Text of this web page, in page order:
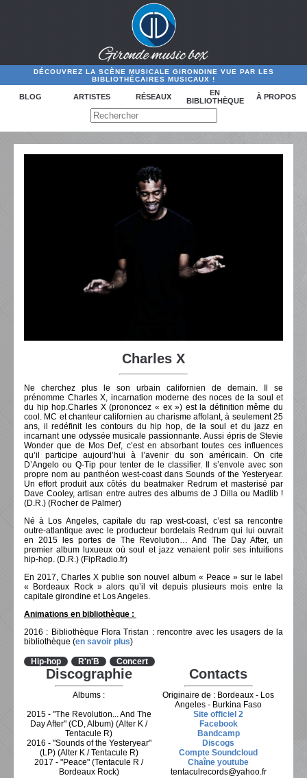
DÉCOUVREZ LA SCÈNE MUSICALE GIRONDINE VUE PAR LES
BIBLIOTHÉCAIRES MUSICAUX !
BLOG ARTISTES RÉSEAUX
EN
BIBLIOTHÈQUE
À PROPOS
Charles X
Ne cherchez plus le son urbain californien de demain. Il se
prénomme Charles X, incarnation moderne des noces de la soul et
du hip hop.Charles X (prononcez « ex ») est la définition même du
cool. MC et chanteur californien au charisme affolant, à seulement 25
ans, il redéfinit les contours du hip hop, de la soul et du jazz en
incarnant une odyssée musicale passionnante. Aussi épris de Stevie
Wonder que de Mos Def, c’est en absorbant toutes ces influences
qu’il participe aujourd’hui à l’avenir du son américain. On cite
D’Angelo ou Q-Tip pour tenter de le classifier. Il s’envole avec son
propre nom au panthéon west-coast dans Sounds of the Yesteryear.
Un effort produit aux côtés du beatmaker Redrum et masterisé par
Dave Cooley, artisan entre autres des albums de J Dilla ou Madlib !
(D.R.) (Rocher de Palmer)
Né à Los Angeles, capitale du rap west-coast, c’est sa rencontre
outre-atlantique avec le producteur bordelais Redrum qui lui ouvrait
en 2015 les portes de The Revolution… And The Day After, un
premier album luxueux où soul et jazz venaient polir ses intuitions
hip-hop. (D.R.) (FipRadio.fr)
En 2017, Charles X publie son nouvel album « Peace » sur le label
« Bordeaux Rock » alors qu’il vit depuis plusieurs mois entre la
capitale girondine et Los Angeles.
Animations en bibliothèque :
2016 : Bibliothèque Flora Tristan : rencontre avec les usagers de la
bibliothèque (en savoir plus)
Hip-hop R'n'B Concert
Discographie
Albums :
2015 - "The Revolution... And The
Day After" ‎(CD, Album) (Alter K /
Tentacule R)
2016 - "Sounds of the Yesteryear"
‎(LP) (Alter K / Tentacule R)
2017 - "Peace" (Tentacule R /
Bordeaux Rock)
Contacts
Originaire de : Bordeaux - Los
Angeles - Burkina Faso
Site officiel 2
Facebook
Bandcamp
Discogs
Compte Soundcloud
Chaîne youtube
tentaculrecords@yahoo.fr